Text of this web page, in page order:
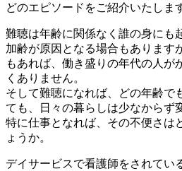
どのエピソードをご紹介いたしま
難聴は年齢に関係なく誰の身にも
加齢が原因となる場合もあります
もあれば、働き盛りの年代の人が
くありません。
そして難聴になれば、どの年齢で
ても、日々の暮らしは少なからず
特に仕事となれば、その不便さは
ょうか。
デイサービスで看護師をされてい